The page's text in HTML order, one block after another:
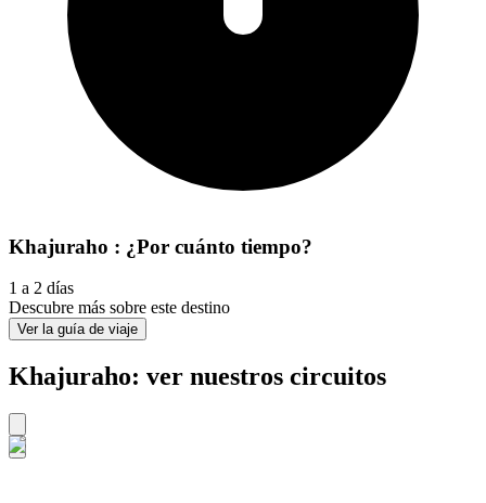
Khajuraho : ¿Por cuánto tiempo?
1 a 2 días
Descubre más sobre este destino
Ver la guía de viaje
Khajuraho: ver nuestros circuitos